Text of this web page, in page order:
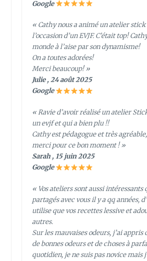
Google
« Cathy nous a animé un atelier stick
l’occasion d’un EVJF. C’était top!
monde à l’aise par son dynamisme!
On a toutes adorées!
Merci beaucoup! »
Julie , 24 août 2025
Google
« Ravie d’avoir réalisé un atelier
un evjf et qui a bien plu !!
Cathy est pédagogue et très
merci pour ce bon moment ! »
Sarah , 15 juin 2025
Google
« Vos ateliers sont aussi intéressants
partagés avec vous il y a qq années,
utilise que vos recettes lessive et
autres.
Sur les mauvaises odeurs, j’ai
de bonnes odeurs et de choses à
quotidien, je ne suis pas novice mais